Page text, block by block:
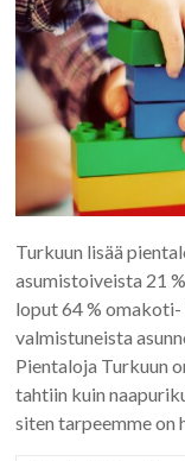
Turkuun lisää
asumistoiveista 21
loput 64 %
valmistuneista
Pientaloja Turkuun
tahtiin kuin
siten tarpeemme on